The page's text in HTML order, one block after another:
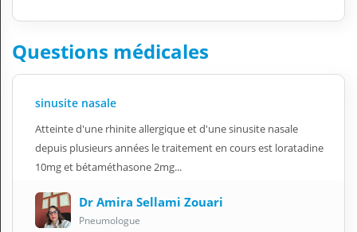
Questions médicales
sinusite nasale
Atteinte d'une rhinite allergique et d'une sinusite nasale
depuis plusieurs années le traitement en cours est loratadine
10mg et bétaméthasone 2mg...
Dr Amira Sellami Zouari
Pneumologue